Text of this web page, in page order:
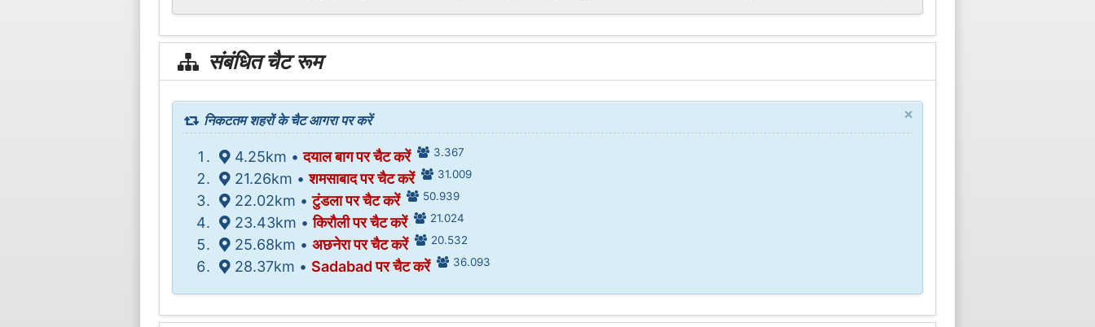
संबंधित चैट रूम
×
निकटतम शहरों के चैट आगरा पर करें
4.25km •दयाल बाग पर चैट करें 3.367
21.26km •शमसाबाद पर चैट करें 31.009
22.02km •टुंडला पर चैट करें 50.939
23.43km •किरौली पर चैट करें 21.024
25.68km •अछनेरा पर चैट करें 20.532
28.37km • Sadabad पर चैट करें 36.093